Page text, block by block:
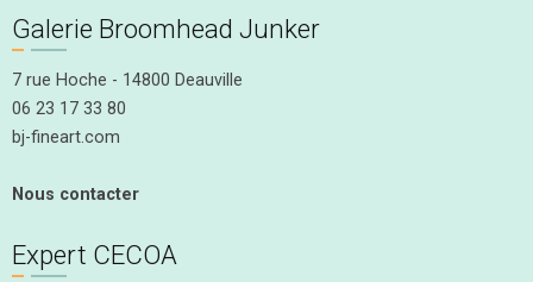
Galerie Broomhead Junker
7 rue Hoche - 14800 Deauville
06 23 17 33 80
bj-fineart.com
Nous contacter
Expert CECOA